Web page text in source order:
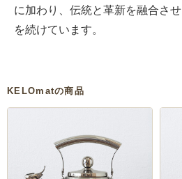
に加わり、伝統と革新を融合さ
を続けています。
KELOmatの商品